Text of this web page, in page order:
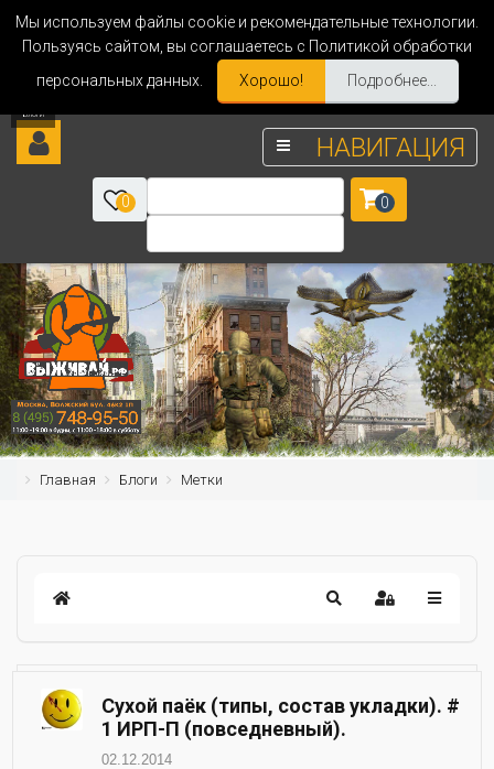
Мы используем файлы cookie и рекомендательные технологии.
Пользуясь сайтом, вы соглашаетесь с Политикой обработки
персональных данных.
Хорошо! Подробнее...
НАВИГАЦИЯ
0 0
Главная Блоги Метки
Сухой паёк (типы, состав укладки). #
1 ИРП-П (повседневный).
02.12.2014